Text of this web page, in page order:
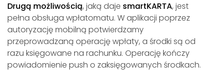
Drugą możliwością, jaką daje smartKARTA, jest
pełna obsługa wpłatomatu. W aplikacji poprzez
autoryzację mobilną potwierdzamy
przeprowadzaną operację wpłaty, a środki są od
razu księgowane na rachunku. Operację kończy
powiadomienie push o zaksięgowanych środkach.